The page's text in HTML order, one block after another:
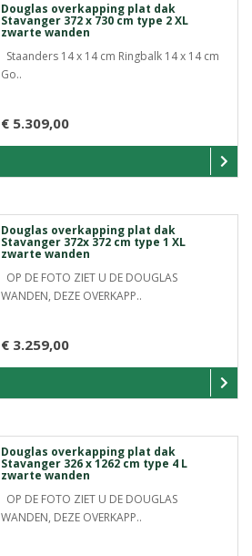
Douglas overkapping plat dak
Stavanger 372 x 730 cm type 2 XL
zwarte wanden
Staanders 14 x 14 cm Ringbalk 14 x 14 cm
Go..
€ 5.309,00
Douglas overkapping plat dak
Stavanger 372x 372 cm type 1 XL
zwarte wanden
OP DE FOTO ZIET U DE DOUGLAS
WANDEN, DEZE OVERKAPP..
€ 3.259,00
Douglas overkapping plat dak
Stavanger 326 x 1262 cm type 4 L
zwarte wanden
OP DE FOTO ZIET U DE DOUGLAS
WANDEN, DEZE OVERKAPP..